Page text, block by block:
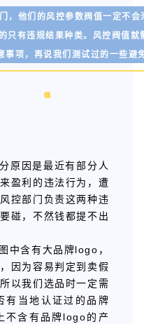
，他们的风控参数阀值一定不
只有违规结果种类。风控阀值就
项，再说我们测试过的一些避
原因是最近有部分人
盈利的违法行为，遭
控部门负责这两种违
碰，不然钱都提不出
中含有大品牌logo，
因为容易判定到卖假
以我们选品时一定需
有当地认证过的品牌
不含有品牌logo的产